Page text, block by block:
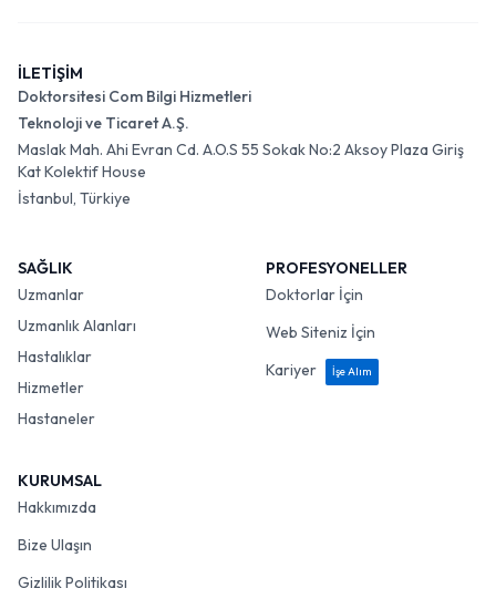
İLETİŞİM
Doktorsitesi Com Bilgi Hizmetleri
Teknoloji ve Ticaret A.Ş.
Maslak Mah. Ahi Evran Cd. A.O.S 55 Sokak No:2 Aksoy Plaza Giriş
Kat Kolektif House
İstanbul, Türkiye
SAĞLIK
Uzmanlar
Uzmanlık Alanları
Hastalıklar
Hizmetler
Hastaneler
PROFESYONELLER
Doktorlar İçin
Web Siteniz İçin
Kariyer
İşe Alım
KURUMSAL
Hakkımızda
Bize Ulaşın
Gizlilik Politikası